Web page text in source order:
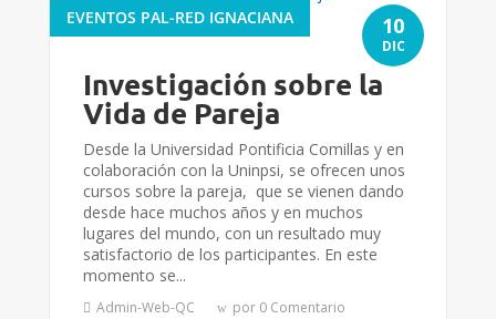
Investigación sobre la
Vida de Pareja
EVENTOS PAL-RED IGNACIANA
Desde la Universidad Pontificia Comillas y en
colaboración con la Uninpsi, se ofrecen unos
cursos sobre la pareja, que se vienen dando
desde hace muchos años y en muchos
lugares del mundo, con un resultado muy
satisfactorio de los participantes. En este
momento se...
Admin-Web-QC por 0 Comentario
10
DIC